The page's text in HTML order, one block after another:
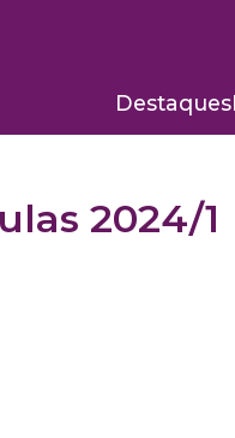
Destaques
2024/1